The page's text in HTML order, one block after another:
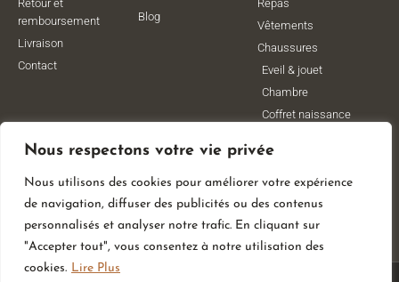
Nous respectons votre vie privée
Nous utilisons des cookies pour améliorer votre expérience
de navigation, diffuser des publicités ou des contenus
personnalisés et analyser notre trafic. En cliquant sur
"Accepter tout", vous consentez à notre utilisation des
cookies. Lire Plus
Retour et
remboursement
Livraison
Contact
Blog
Repas
Vêtements
Chaussures
Eveil & jouet
Chambre
Coffret naissance
Vêtements de
grossesse
Lithothérapie
Poussettes